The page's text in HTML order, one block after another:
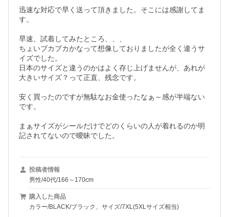
迅速な対応で早く送って頂きました。そこには感謝してま
す。
早速、試着してみたところ、、、
ちょいブカブカかなって想像しておりましたが全く違うサ
イズでした。
日本のサイズと違うのかはよく存じ上げませんが、あれが
大きいサイズ？って正直、残念です。
安く買ったのですが無駄なお金使ったなぁ～感が半端ない
です。
まぁサイズがシールだけでどのくらいの人が着れるのか明
記されてないので曖昧でした。
投稿者情報
男性/40代/166～170cm
購入した商品
カラー/BLACK/ブラック、サイズ/7XL(5XLサイズ相当)